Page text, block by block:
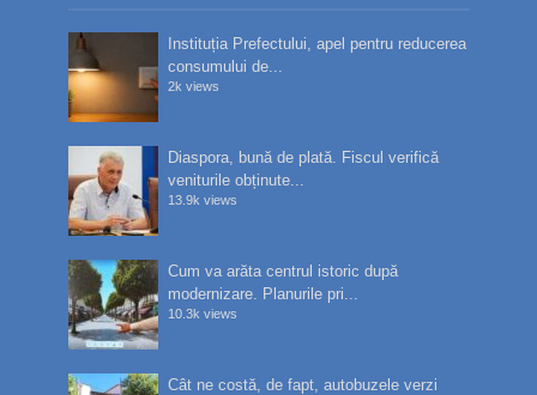
Instituția Prefectului, apel pentru reducerea
consumului de...
2k views
Diaspora, bună de plată. Fiscul verifică
veniturile obținute...
13.9k views
Cum va arăta centrul istoric după
modernizare. Planurile pri...
10.3k views
Cât ne costă, de fapt, autobuzele verzi